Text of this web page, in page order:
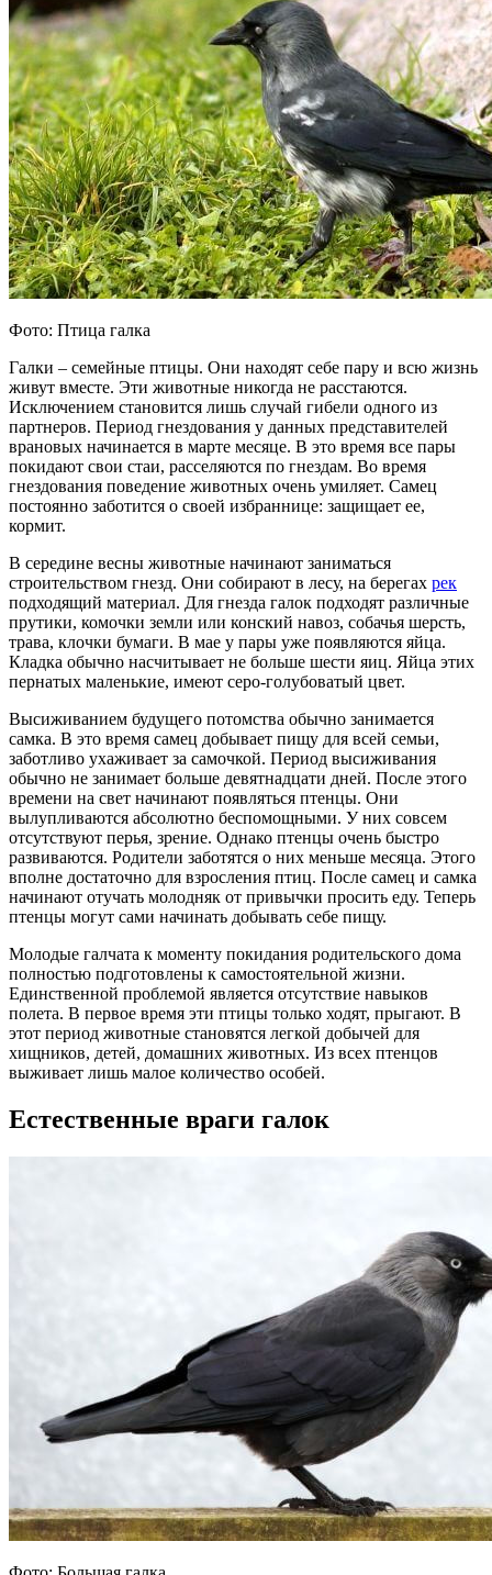
Фото: Птица галка
Галки – семейные птицы. Они находят себе пару и всю жизнь
живут вместе. Эти животные никогда не расстаются.
Исключением становится лишь случай гибели одного из
партнеров. Период гнездования у данных представителей
врановых начинается в марте месяце. В это время все пары
покидают свои стаи, расселяются по гнездам. Во время
гнездования поведение животных очень умиляет. Самец
постоянно заботится о своей избраннице: защищает ее,
кормит.
В середине весны животные начинают заниматься
строительством гнезд. Они собирают в лесу, на берегах рек
подходящий материал. Для гнезда галок подходят различные
прутики, комочки земли или конский навоз, собачья шерсть,
трава, клочки бумаги. В мае у пары уже появляются яйца.
Кладка обычно насчитывает не больше шести яиц. Яйца этих
пернатых маленькие, имеют серо-голубоватый цвет.
Высиживанием будущего потомства обычно занимается
самка. В это время самец добывает пищу для всей семьи,
заботливо ухаживает за самочкой. Период высиживания
обычно не занимает больше девятнадцати дней. После этого
времени на свет начинают появляться птенцы. Они
вылупливаются абсолютно беспомощными. У них совсем
отсутствуют перья, зрение. Однако птенцы очень быстро
развиваются. Родители заботятся о них меньше месяца. Этого
вполне достаточно для взросления птиц. После самец и самка
начинают отучать молодняк от привычки просить еду. Теперь
птенцы могут сами начинать добывать себе пищу.
Молодые галчата к моменту покидания родительского дома
полностью подготовлены к самостоятельной жизни.
Единственной проблемой является отсутствие навыков
полета. В первое время эти птицы только ходят, прыгают. В
этот период животные становятся легкой добычей для
хищников, детей, домашних животных. Из всех птенцов
выживает лишь малое количество особей.
Естественные враги галок